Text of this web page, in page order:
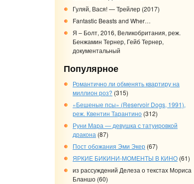
Гуляй, Вася! — Трейлер (2017)
Fantastic Beasts and Wher…
Я – Болт, 2016, Великобритания, реж.
Бенжамин Тернер, Гейб Тернер,
документальный
Популярное
Романтично ли обменять квартиру на
миллион роз? (315)
«Бешеные псы» (Reservoir Dogs, 1991),
реж. Квентин Тарантино (312)
Руни Мара — девушка с татуировкой
дракона (87)
Пост обожания Эми Экер (67)
ЯРКИЕ БИКИНИ-МОМЕНТЫ В КИНО (61)
из рассуждений Делеза о текстах Мориса
Бланшо (60)